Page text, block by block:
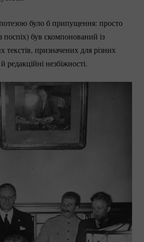
було б припущення: просто
поспіх) був скомпонований із
текстів, призначених для різних
редакційні незбіжності.